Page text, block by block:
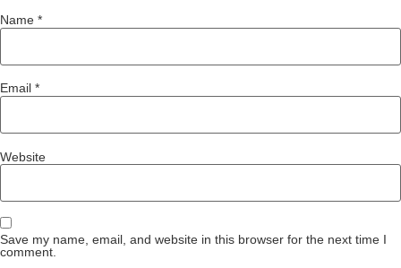
Name *
Email *
Website
Save my name, email, and website in this browser for the next time I
comment.